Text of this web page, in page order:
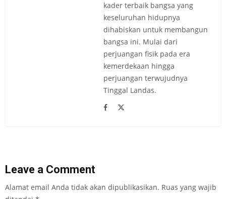
kader terbaik bangsa yang
keseluruhan hidupnya
dihabiskan untuk membangun
bangsa ini. Mulai dari
perjuangan fisik pada era
kemerdekaan hingga
perjuangan terwujudnya
Tinggal Landas.
Leave a Comment
Alamat email Anda tidak akan dipublikasikan. Ruas yang wajib